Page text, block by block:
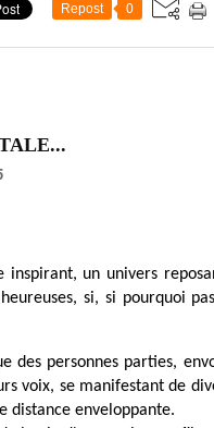
Repost 0
inspirant, un univers
si, si pourquoi
des personnes parties,
voix, se manifestant de
distance enveloppante.